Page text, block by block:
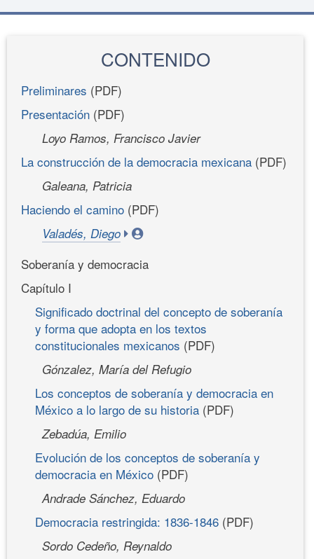
CONTENIDO
Preliminares (PDF)
Presentación (PDF)
Loyo Ramos, Francisco Javier
La construcción de la democracia mexicana (PDF)
Galeana, Patricia
Haciendo el camino (PDF)
Valadés, Diego
Soberanía y democracia
Capítulo I
Significado doctrinal del concepto de soberanía
y forma que adopta en los textos
constitucionales mexicanos (PDF)
Gónzalez, María del Refugio
Los conceptos de soberanía y democracia en
México a lo largo de su historia (PDF)
Zebadúa, Emilio
Evolución de los conceptos de soberanía y
democracia en México (PDF)
Andrade Sánchez, Eduardo
Democracia restringida: 1836-1846 (PDF)
Sordo Cedeño, Reynaldo